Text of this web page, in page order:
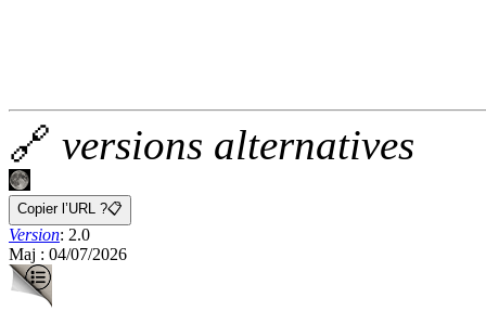
🔗 versions alternatives
Copier l’URL ?📋
Version: 2.0
Maj : 04/07/2026